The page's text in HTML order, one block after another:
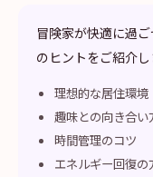
冒険家が快適に過
のヒントをご紹介し
理想的な居住環境
趣味との向き合い
時間管理のコツ
エネルギー回復の